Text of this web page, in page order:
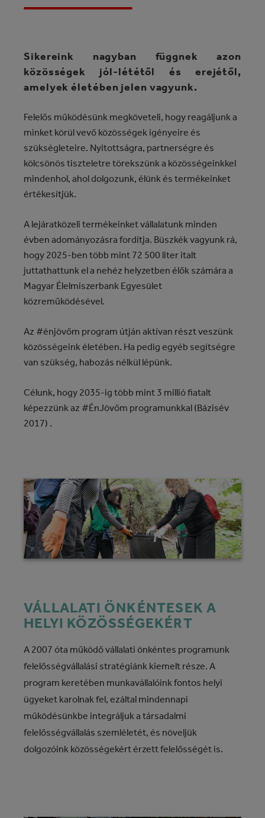
Sikereink nagyban függnek azon
közösségek jól-lététől és erejétől,
amelyek életében jelen vagyunk.
Felelős működésünk megköveteli, hogy reagáljunk a
minket körül vevő közösségek igényeire és
szükségleteire. Nyitottságra, partnerségre és
kölcsönös tiszteletre törekszünk a közösségeinkkel
mindenhol, ahol dolgozunk, élünk és termékeinket
értékesítjük.
A lejáratközeli termékeinket vállalatunk minden
évben adományozásra fordítja. Büszkék vagyunk rá,
hogy 2025-ben több mint 72 500 liter italt
juttathattunk el a nehéz helyzetben élők számára a
Magyar Élelmiszerbank Egyesület
közreműködésével.
Az #énjövőm program útján aktívan részt veszünk
közösségeink életében. Ha pedig egyéb segítségre
van szükség, habozás nélkül lépünk.
Célunk, hogy 2035-ig több mint 3 millió fiatalt
képezzünk az #ÉnJövőm programunkkal (Bázisév
2017) .
VÁLLALATI ÖNKÉNTESEK A
HELYI KÖZÖSSÉGEKÉRT
A 2007 óta működő vállalati önkéntes programunk
felelősségvállalási stratégiánk kiemelt része. A
program keretében munkavállalóink fontos helyi
ügyeket karolnak fel, ezáltal mindennapi
működésünkbe integráljuk a társadalmi
felelősségvállalás szemléletét, és növeljük
dolgozóink közösségekért érzett felelősségét is.